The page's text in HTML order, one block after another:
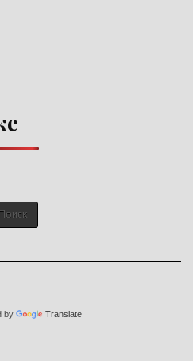
Поиск
by Translate